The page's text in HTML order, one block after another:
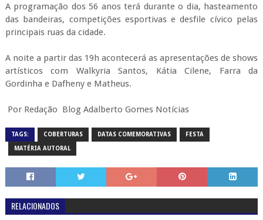
A programação dos 56 anos terá durante o dia, hasteamento
das bandeiras, competições esportivas e desfile cívico pelas
principais ruas da cidade.
A noite a partir das 19h acontecerá as apresentações de shows
artísticos com Walkyria Santos, Kátia Cilene, Farra da
Gordinha e Dafheny e Matheus.
Por Redação Blog Adalberto Gomes Notícias
TAGS: COBERTURAS DATAS COMEMORATIVAS FESTA
MATÉRIA AUTORAL
RELACIONADOS